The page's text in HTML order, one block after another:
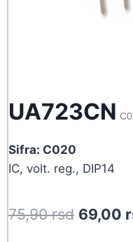
UA723CN
Sifra: C020
IC, volt. reg., DIP14
75,90rsd Original
69,00